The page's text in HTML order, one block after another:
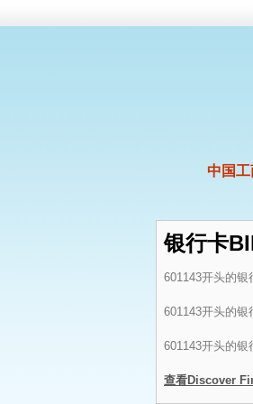
中国
银行卡
601143开头的
601143开头的
601143开头的
查看Discover